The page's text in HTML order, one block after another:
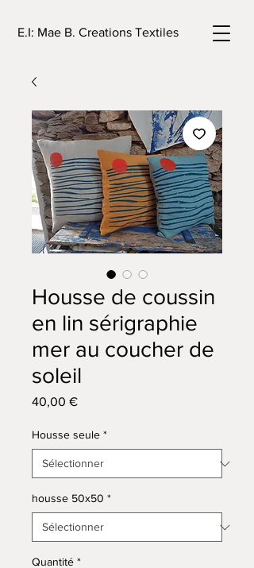
E.I: Mae B. Creations Textiles
Housse de coussin
en lin sérigraphie
mer au coucher de
soleil
40,00 €Prix
Housse seule *
housse 50x50 *
Quantité *